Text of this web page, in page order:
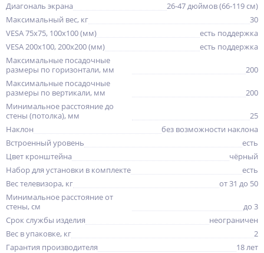
Диагональ экрана
26-47 дюймов (66-119 см)
Максимальный вес, кг
30
VESA 75x75, 100x100 (мм)
есть поддержка
VESA 200x100, 200x200 (мм)
есть поддержка
Максимальные посадочные
размеры по горизонтали, мм
200
Максимальные посадочные
размеры по вертикали, мм
200
Минимальное расстояние до
стены (потолка), мм
25
Наклон
без возможности наклона
Встроенный уровень
есть
Цвет кронштейна
чёрный
Набор для установки в комплекте
есть
Вес телевизора, кг
от 31 до 50
Минимальное расстояние от
стены, см
до 3
Срок службы изделия
неограничен
Вес в упаковке, кг
2
Гарантия производителя
18 лет